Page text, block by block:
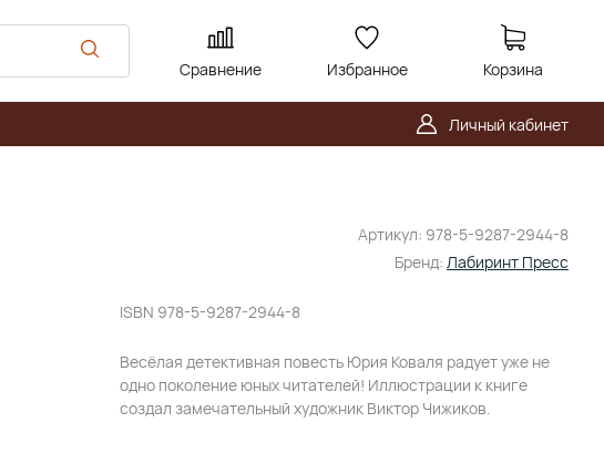
Сравнение Избранное Корзина
Личный кабинет
Артикул: 978-5-9287-2944-8
Бренд: Лабиринт Пресс
ISBN 978-5-9287-2944-8
Весёлая детективная повесть Юрия Коваля радует уже не
одно поколение юных читателей! Иллюстрации к книге
создал замечательный художник Виктор Чижиков.